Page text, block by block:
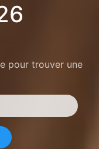
pour trouver une